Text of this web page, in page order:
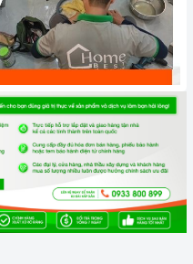
cung cấp đến khách hàng
nổi tiếng, cam kết về
chính hãng. Chúng tôi tự
vụ chăm sóc khách
hậu mãi chuyên nghiệp